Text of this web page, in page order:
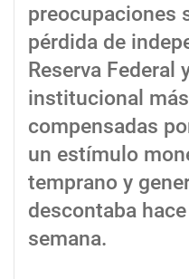
preocupaciones
pérdida de
Reserva Federal
institucional
compensadas
un estímulo
temprano y
descontaba
semana.